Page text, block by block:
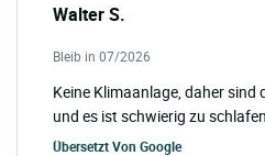
Walter S.
Bleib in 07/2026
Keine Klimaanlage, daher
und es ist schwierig zu
Übersetzt Von Google